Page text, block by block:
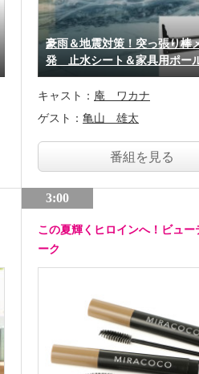
豪雨＆地震対策！突っ張り棒
発 止水シート＆家具用ポー
キャスト： 庵 ワカナ
ゲスト： 亀山 雄太
番組を見る
3:00
この夏輝くヒロインへ！ビュー
ーク